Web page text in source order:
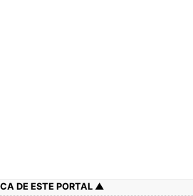
DE ESTE PORTAL